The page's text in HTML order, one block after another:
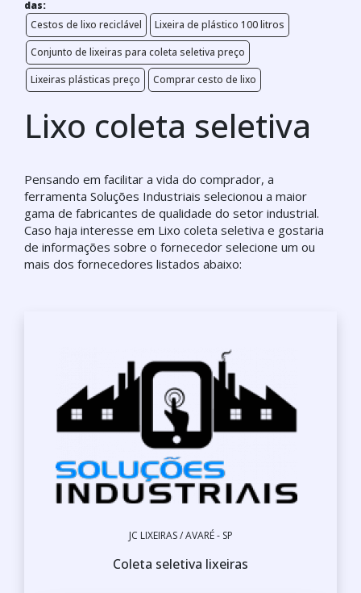
das:
Cestos de lixo reciclável
Lixeira de plástico 100 litros
Conjunto de lixeiras para coleta seletiva preço
Lixeiras plásticas preço
Comprar cesto de lixo
Lixo coleta seletiva
Pensando em facilitar a vida do comprador, a
ferramenta Soluções Industriais selecionou a maior
gama de fabricantes de qualidade do setor industrial.
Caso haja interesse em Lixo coleta seletiva e gostaria
de informações sobre o fornecedor selecione um ou
mais dos fornecedores listados abaixo:
JC LIXEIRAS / AVARÉ - SP
Coleta seletiva lixeiras